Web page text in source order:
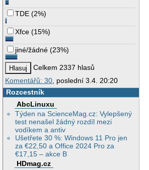
TDE (2%)
Xfce (15%)
jiné/žádné (23%)
Celkem 2337 hlasů
Komentářů: 30 , poslední 3.4. 20:20
Rozcestník
AbcLinuxu
Týden na ScienceMag.cz: Vylepšený
test nenašel žádný rozdíl mezi
vodíkem a antiv
Ušetřete 30 %: Windows 11 Pro jen
za €22,50 a Office 2024 Pro za
€17,15 – akce B
HDmag.cz